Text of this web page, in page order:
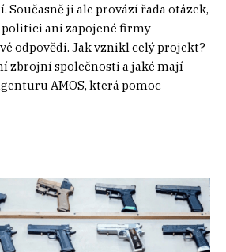
ji ale provází řada otázek,
ani zapojené firmy
odpovědi. Jak vznikl celý projekt?
zbrojní společnosti a jaké mají
AMOS, která pomoc